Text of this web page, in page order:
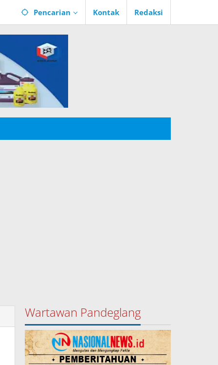
Pencarian Kontak Redaksi
Wartawan Pandeglang